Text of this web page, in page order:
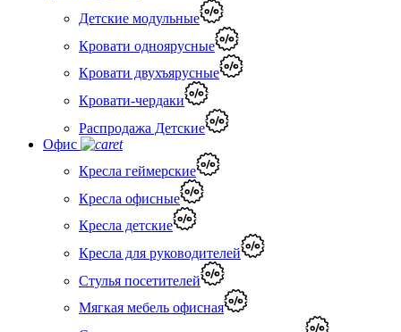
Детские модульные
Кровати одноярусные
Кровати двухъярусные
Кровати-чердаки
Распродажа Детские
Офис
Кресла геймерские
Кресла офисные
Кресла детские
Кресла для руководителей
Стулья посетителей
Мягкая мебель офисная